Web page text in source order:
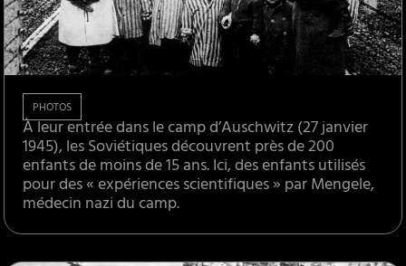
PHOTOS
À leur entrée dans le camp d’Auschwitz (27 janvier
1945), les Soviétiques découvrent près de 200
enfants de moins de 15 ans. Ici, des enfants utilisés
pour des « expériences scientifiques » par Mengele,
médecin nazi du camp.